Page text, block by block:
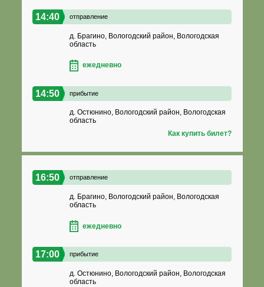
14:40 отправление
д. Брагино, Вологодский район, Вологодская
область
ежедневно
14:50 прибытие
д. Остюнино, Вологодский район, Вологодская
область
Как купить билет?
16:50 отправление
д. Брагино, Вологодский район, Вологодская
область
ежедневно
17:00 прибытие
д. Остюнино, Вологодский район, Вологодская
область